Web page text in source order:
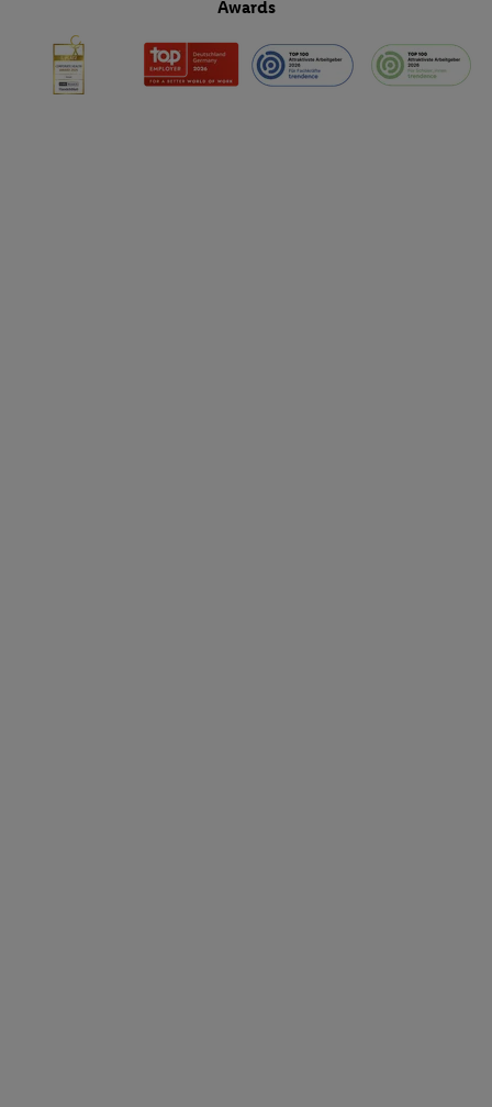
Awards